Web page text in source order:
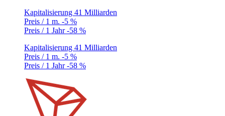
Kapitalisierung 41 Milliarden
Preis / 1 m. -5 %
Preis / 1 Jahr-58 %
Kapitalisierung 41 Milliarden
Preis / 1 m. -5 %
Preis / 1 Jahr-58 %